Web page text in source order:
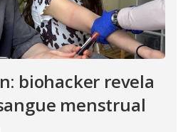
biohacker revela
menstrual